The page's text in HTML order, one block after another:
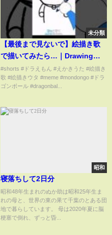
未分類
【最後まで見ないで】絵描き歌
で描いてみたら…｜Drawing
with a Drawing song...
#shorts #ドラえもん #えかきうた #絵描き
歌 #絵描きウタ #meme #mondongo #ドラ
ゴンボール #dragonbal...
昭和
寝落ちして2日分
昭和48年生まれのぬか助は昭和25年生ま
れの母と、世界の東の果て千葉のとある団
地で暮らしています。 母は2020年夏に脳
梗塞で倒れ、ずっと昏...